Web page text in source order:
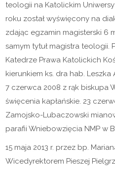
teologii na Katolickim
roku został wyświęcony na
zdając egzamin magisterski 6
samym tytuł magistra teologii.
Katedrze Prawa Katolickich
kierunkiem ks. dra hab.
7 czerwca 2008 z rąk biskupa
święcenia kapłańskie. 23
Zamojsko-Lubaczowski
parafii Wniebowzięcia NMP w
15 maja 2013 r. przez bp.
Wicedyrektorem Pieszej